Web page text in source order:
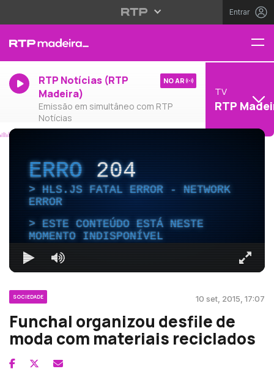
Entrar
RTP Notícias (RTP
Madeira)
Emissão em simultâneo com RTP
Notícias
NO AR
TV
RTP
ERRO204
HLS.JS FATAL ERROR - NETWORK
ERROR
ESTE CONTEÚDO ESTÁ NESTE
MOMENTO INDISPONÍVEL
SOCIEDADE 10 set, 2015, 17:07
Funchal organizou desfile de
moda com materiais reciclados